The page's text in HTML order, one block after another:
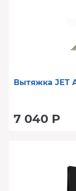
Вытяжка JET
7 040 Р